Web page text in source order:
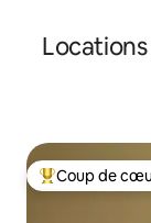
Coups de
Coup de